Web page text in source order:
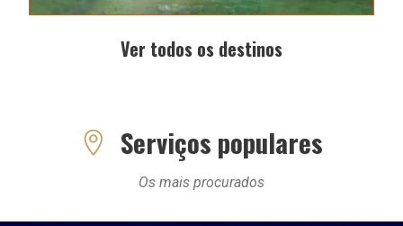
Ver todos os destinos
Serviços populares
Os mais procurados